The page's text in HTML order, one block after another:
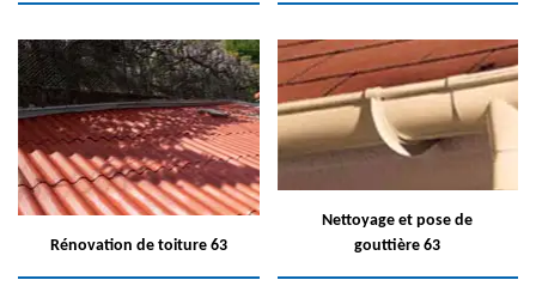
Rénovation de toiture 63
Nettoyage et pose de
gouttière 63